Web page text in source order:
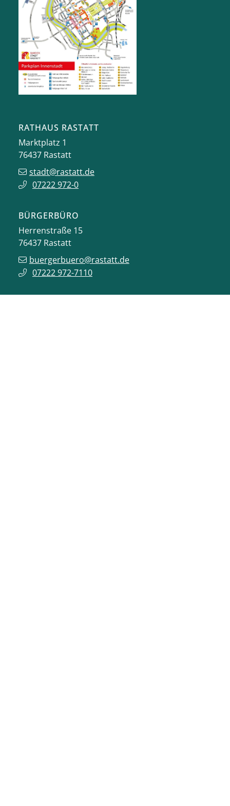
RATHAUS RASTATT
Marktplatz 1
76437 Rastatt
stadt@rastatt.de
07222 972-0
BÜRGERBÜRO
Herrenstraße 15
76437 Rastatt
buergerbuero@rastatt.de
07222 972-7110